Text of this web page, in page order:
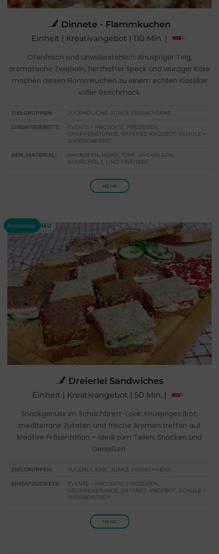
Dinnete - Flammkuchen
Einheit | Kreativangebot | 110 Min. |
Ofenfrisch und unwiderstehlich: Knuspriger Teig,
aromatische Zwiebeln, herzhafter Speck und würziger Käse
machen diesen Flammkuchen zu einem echten Klassiker
voller Geschmack.
ZIELGRUPPEN: JUGENDLICHE, JUNGE ERWACHSENE
EINSATZGEBIETE:
EVENTS + PROJEKTE, FREIZEITEN,
GRUPPENSTUNDE, OFFENES ANGEBOT, SCHULE +
JUGENDARBEIT
BEN. MATERIAL:
BACKOFEN, HERD, TOPF, BACKBLECH,
NUDELHOLZ, UND 1 WEITERE
MEHR
Dreierlei Sandwiches
Einheit | Kreativangebot | 50 Min. |
Snackgenuss im Schachbrett-Look: Knuspriges Brot,
mediterrane Zutaten und frische Aromen treffen auf
kreative Präsentation – ideal zum Teilen, Snacken und
Genießen.
ZIELGRUPPEN: JUGENDLICHE, JUNGE ERWACHSENE
EINSATZGEBIETE:
EVENTS + PROJEKTE, FREIZEITEN,
GRUPPENSTUNDE, OFFENES ANGEBOT, SCHULE +
JUGENDARBEIT
MEHR